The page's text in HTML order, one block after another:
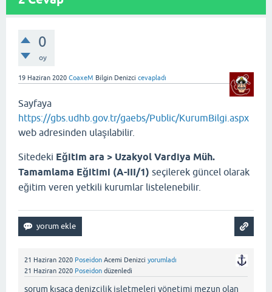
0
oy
19 Haziran 2020 CoaxeM Bilgin Denizci cevapladı
Sayfaya
https://gbs.udhb.gov.tr/gaebs/Public/KurumBilgi.aspx
web adresinden ulaşılabilir.
Sitedeki Eğitim ara > Uzakyol Vardiya Müh.
Tamamlama Eğitimi (A-III/1) seçilerek güncel olarak
eğitim veren yetkili kurumlar listelenebilir.
21 Haziran 2020 Poseidon Acemi Denizci yorumladı
21 Haziran 2020 Poseidon düzenledi
sorum kısaca denizcilik işletmeleri yönetimi mezun olan